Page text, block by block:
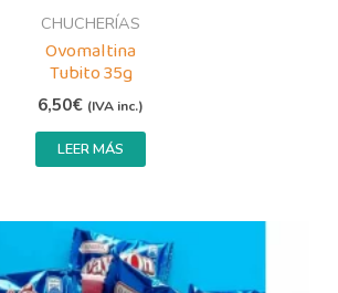
CHUCHERÍAS
Ovomaltina
Tubito 35g
6,50€ (IVA inc.)
LEER MÁS